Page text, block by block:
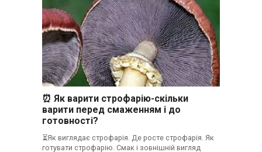
⏰ Як варити строфарію-скільки
варити перед смаженням і до
готовності?
⏳Як виглядає строфарія. Де росте строфарія. Як
готувати строфарію. Смак і зовнішній вигляд